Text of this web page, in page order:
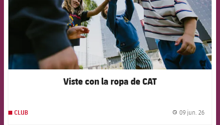
Viste con la ropa de CAT
CLUB 09 jun. 26